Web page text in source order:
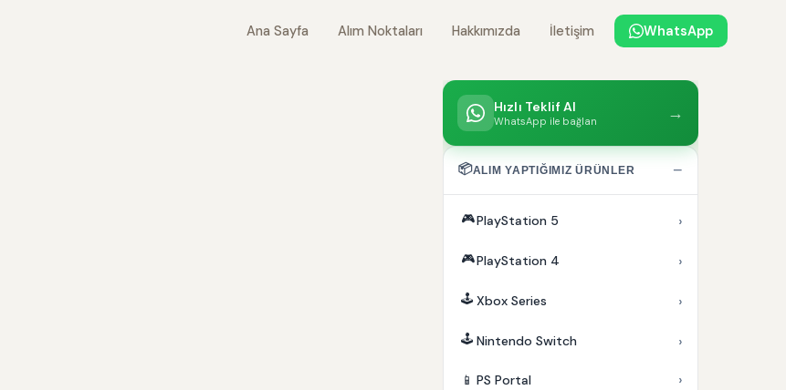
Ana Sayfa Alım Noktaları Hakkımızda İletişim WhatsApp
Hızlı Teklif Al
WhatsApp ile bağlan →
📦ALIM YAPTIĞIMIZ ÜRÜNLER −
🎮PlayStation 5 ›
🎮PlayStation 4 ›
🕹️ Xbox Series ›
🕹️ Nintendo Switch ›
📱 PS Portal ›